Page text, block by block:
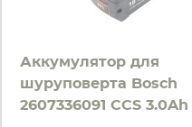
Аккумулятор для
шуруповерта Bosch
2607336091 CCS 3.0Ah